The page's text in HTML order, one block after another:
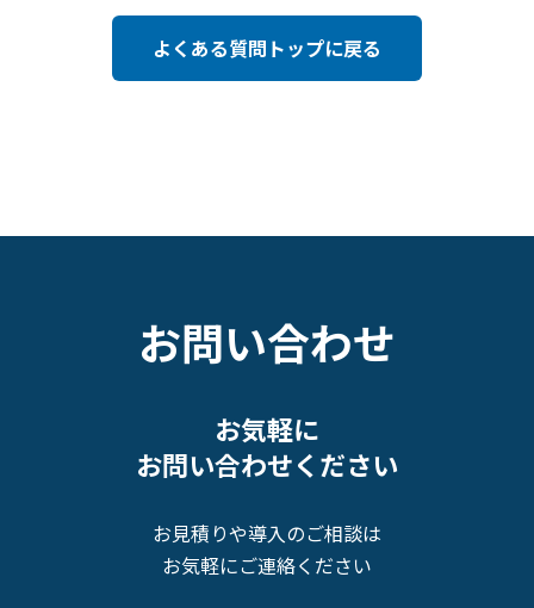
よくある質問トップに戻る
お問い合わせ
お気軽に
お問い合わせください
お見積りや導入のご相談は
お気軽にご連絡ください